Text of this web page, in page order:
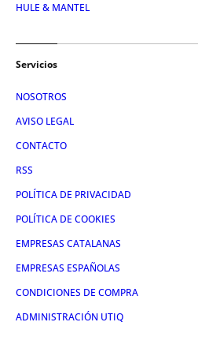
HULE & MANTEL
Servicios
NOSOTROS
AVISO LEGAL
CONTACTO
RSS
POLÍTICA DE PRIVACIDAD
POLÍTICA DE COOKIES
EMPRESAS CATALANAS
EMPRESAS ESPAÑOLAS
CONDICIONES DE COMPRA
ADMINISTRACIÓN UTIQ